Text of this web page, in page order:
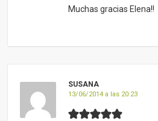
Muchas gracias Elena!!
SUSANA
13/06/2014 a las 20:23